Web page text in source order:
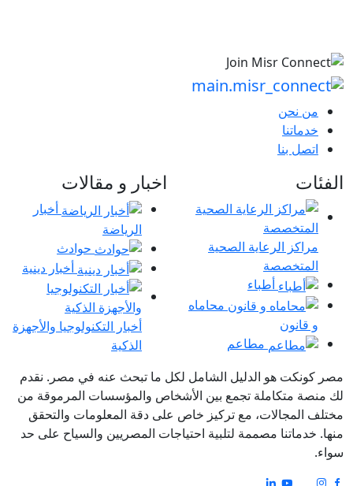
من نحن
خدماتنا
اتصل بنا
الفئات
مراكز الرعاية الصحية
المتخصصة
أطباء
محاماه
و قانون
مطاعم
اخبار و مقالات
أخبار
الرياضة
حوادث
أخبار دينية
أخبار التكنولوجيا والأجهزة
الذكية
مصر كونكت هو الدليل الشامل لكل ما تبحث عنه في مصر. نقدم
لك منصة متكاملة تجمع بين الأشخاص والمؤسسات المرموقة من
مختلف المجالات، مع تركيز خاص على دقة المعلومات والتحقق
منها. خدماتنا مصممة لتلبية احتياجات المصريين والسياح على حد
سواء.